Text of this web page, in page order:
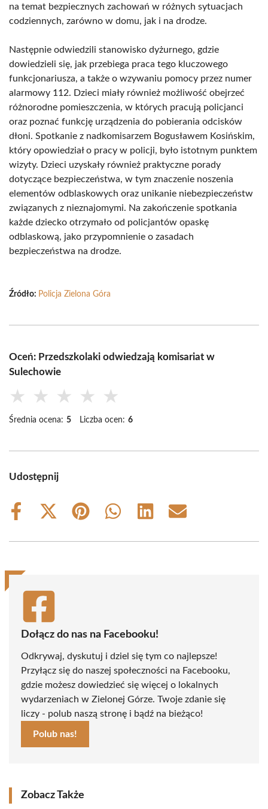
na temat bezpiecznych zachowań w różnych sytuacjach
codziennych, zarówno w domu, jak i na drodze.
Następnie odwiedzili stanowisko dyżurnego, gdzie
dowiedzieli się, jak przebiega praca tego kluczowego
funkcjonariusza, a także o wzywaniu pomocy przez numer
alarmowy 112. Dzieci miały również możliwość obejrzeć
różnorodne pomieszczenia, w których pracują policjanci
oraz poznać funkcję urządzenia do pobierania odcisków
dłoni. Spotkanie z nadkomisarzem Bogusławem Kosińskim,
który opowiedział o pracy w policji, było istotnym punktem
wizyty. Dzieci uzyskały również praktyczne porady
dotyczące bezpieczeństwa, w tym znaczenie noszenia
elementów odblaskowych oraz unikanie niebezpieczeństw
związanych z nieznajomymi. Na zakończenie spotkania
każde dziecko otrzymało od policjantów opaskę
odblaskową, jako przypomnienie o zasadach
bezpieczeństwa na drodze.
Źródło: Policja Zielona Góra
Oceń: Przedszkolaki odwiedzają komisariat w
Sulechowie
★ ★ ★ ★ ★
Średnia ocena: 5 Liczba ocen: 6
Udostępnij
Share
Share
(Twitter)
Share
Share
Share
Share
Dołącz do nas na Facebooku!
Odkrywaj, dyskutuj i dziel się tym co najlepsze!
Przyłącz się do naszej społeczności na Facebooku,
gdzie możesz dowiedzieć się więcej o lokalnych
wydarzeniach w Zielonej Górze. Twoje zdanie się
liczy - polub naszą stronę i bądź na bieżąco!
Polub nas!
Zobacz Także